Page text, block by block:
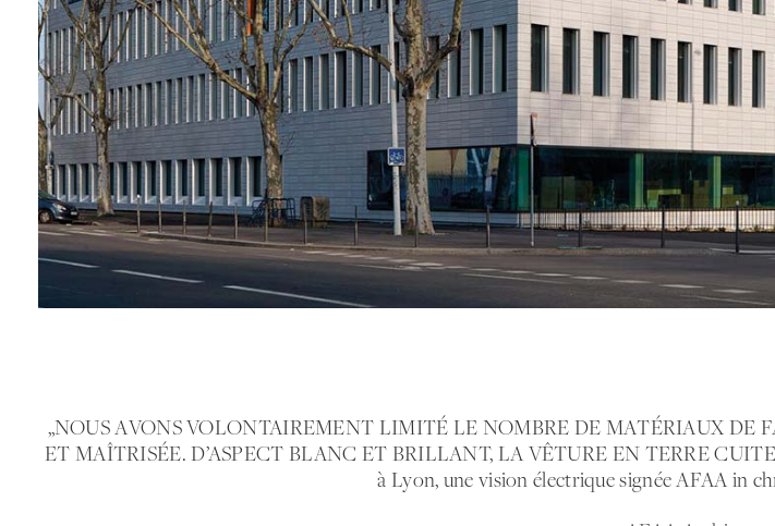
„NOUS AVONS VOLONTAIREMENT LIMITÉ LE NOMBRE DE MATÉRIAUX DE
ET MAÎTRISÉE. D’ASPECT BLANC ET BRILLANT, LA VÊTURE EN TERRE
à Lyon, une vision électrique signée AFAA in